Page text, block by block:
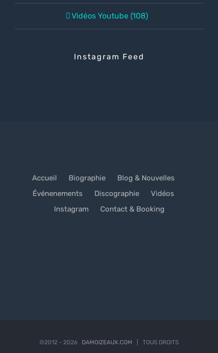
Vidéos Youtube (108)
Instagram Feed
Accueil Biographie
Blog & Nouvelles
Événenements
Discographie
Vidéos
Instagram
Contact & Booking
©2012 - 2026 DAMOIZEAUX.COM | TOUS DROITS